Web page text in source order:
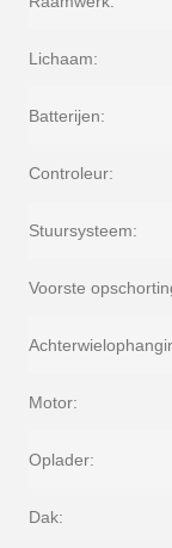
Lichaam:
Batterijen:
Controleur:
Stuursysteem:
Voorste
Motor:
Oplader:
Dak: